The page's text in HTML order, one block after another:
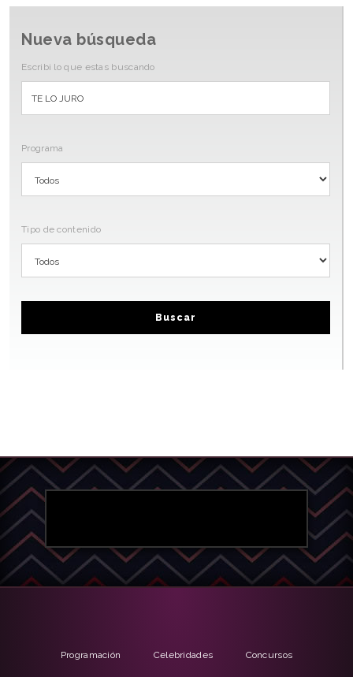
Nueva búsqueda
Escribi lo que estas buscando
Programa
Tipo de contenido
Buscar
Programación Celebridades Concursos